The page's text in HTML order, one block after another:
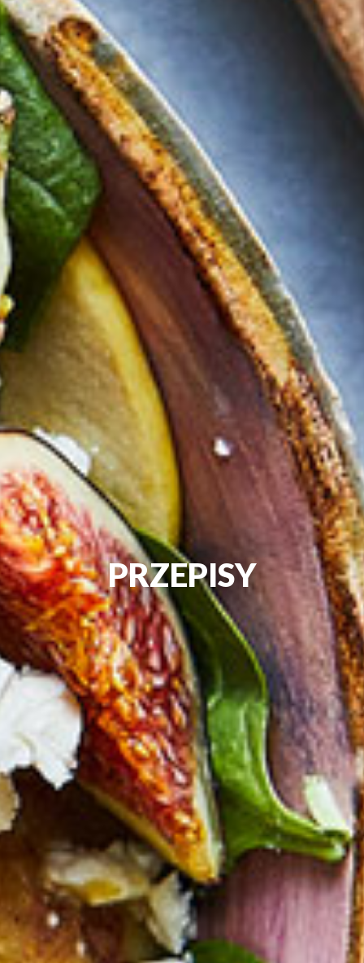
PRZEPISY